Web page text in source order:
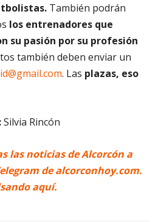
También podrán
los entrenadores que
su pasión por su profesión
también deben enviar un
. Las plazas, eso
Silvia Rincón
las noticias de Alcorcón a
de alcorconhoy.com.
aquí.